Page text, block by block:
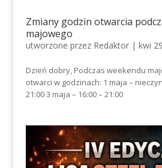
Zmiany godzin otwarcia
majowego
utworzone przez Redaktor| kwi
Dzień dobry, Podczas weekendu
otwarci w godzinach: 1 maja –
21:00 3 maja – 16:00 – 21:00